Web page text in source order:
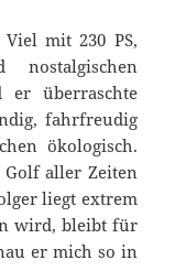
mit 230 PS,
nostalgischen
er überraschte
fahrfreudig
ökologisch.
aller Zeiten
liegt extrem
wird, bleibt für
er mich so in